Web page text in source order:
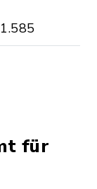
1.585
für